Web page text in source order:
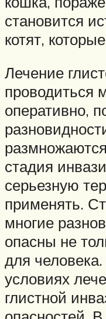
становится
котят,
Лечение
проводиться
оперативно,
стадия
серьезную
применять.
многие
опасны не
для
условиях
глистной